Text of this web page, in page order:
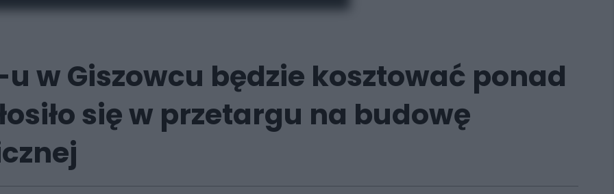
u w Giszowcu będzie kosztować ponad
się w przetargu na budowę